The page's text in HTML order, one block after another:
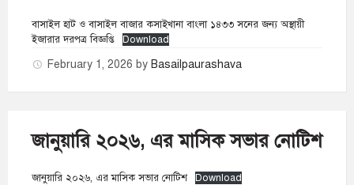
বাসাইল হাট ও বাসাইল বাজার কসাইখানা বাংলা ১৪৩৩ সনের জন্য অস্থায়ী
ইজারার দরপত্র বিজ্ঞপ্তি
Download
February 1, 2026 by Basailpaurashava
জানুয়ারি ২০২৬, এর মাসিক সভার নোটিশ
জানুয়ারি ২০২৬, এর মাসিক সভার নোটিশ Download